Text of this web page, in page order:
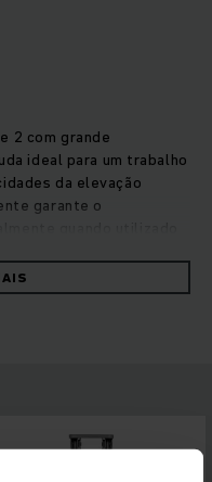
2 com grande
ideal para um trabalho
da elevação
garante o
asseguram o máximo
Assim alcança a
com as
partido da potência